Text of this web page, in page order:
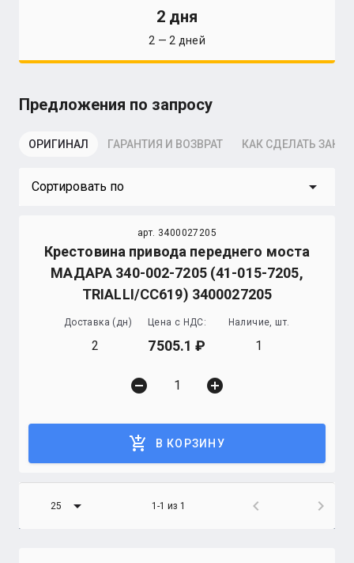
2 дня
2 — 2 дней
Предложения по запросу
ОРИГИНАЛ ГАРАНТИЯ И ВОЗВРАТ КАК СДЕЛАТЬ
Сортировать по arrow_drop_down
арт. 3400027205
Крестовина привода переднего моста
МАДАРА 340-002-7205 (41-015-7205,
TRIALLI/CC619) 3400027205
Доставка (дн)
2
Цена с НДС:
7505.1
Наличие, шт.
1
remove_circle add_circle
add_shopping_cart В КОРЗИНУ
25 arrow_drop_down 1-1 из 1 chevron_left chevron_right